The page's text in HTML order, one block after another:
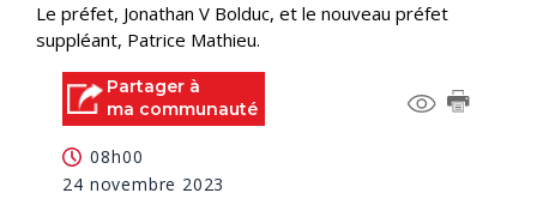
Le préfet, Jonathan V Bolduc, et le nouveau préfet
suppléant, Patrice Mathieu.
Partager à
ma communauté
08h00
24 novembre 2023